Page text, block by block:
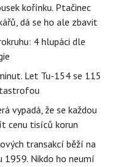
kořínku. Ptačinec
dá se ho ale zbavit
4 hlupáci dle
Let Tu-154 se 115
vypadá, že se každou
cenu tisíců korun
transakcí běží na
1959. Nikdo ho neumí